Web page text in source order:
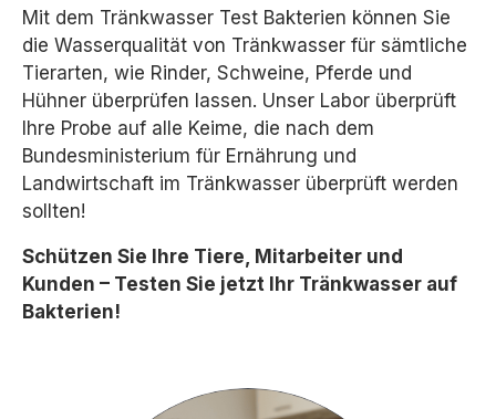
Mit dem Tränkwasser Test Bakterien können Sie
die Wasserqualität von Tränkwasser für sämtliche
Tierarten, wie Rinder, Schweine, Pferde und
Hühner überprüfen lassen. Unser Labor überprüft
Ihre Probe auf alle Keime, die nach dem
Bundesministerium für Ernährung und
Landwirtschaft im Tränkwasser überprüft werden
sollten!
Schützen Sie Ihre Tiere, Mitarbeiter und
Kunden – Testen Sie jetzt Ihr Tränkwasser auf
Bakterien!